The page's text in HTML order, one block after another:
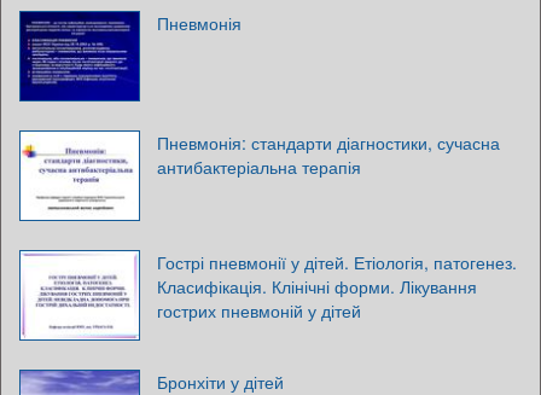
Пневмонія
Пневмонія: стандарти діагностики, сучасна
антибактеріальна терапія
Гострі пневмонії у дітей. Етіологія, патогенез.
Класифікація. Клінічні форми. Лікування
гострих пневмоній у дітей
Бронхіти у дітей